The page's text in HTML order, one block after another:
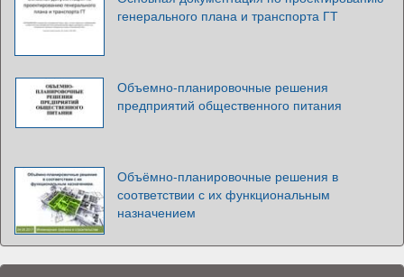
генерального плана и транспорта ГТ
Объемно-планировочные решения
предприятий общественного питания
Объёмно-планировочные решения в
соответствии с их функциональным
назначением